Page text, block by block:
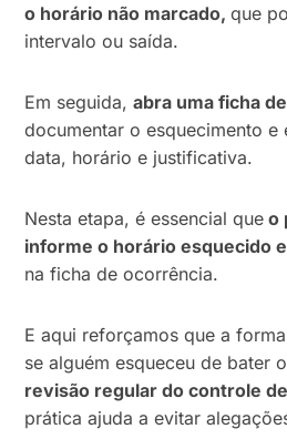
o horário não marcado,que
intervalo ou saída.
Em seguida,abra uma ficha
documentar o esquecimento e
data, horário e justificativa.
Nesta etapa, é essencial que o
informe o horário esquecido
na ficha de ocorrência.
E aqui reforçamos que a
se alguém esqueceu de bater
revisão regular do controle
prática ajuda a evitar